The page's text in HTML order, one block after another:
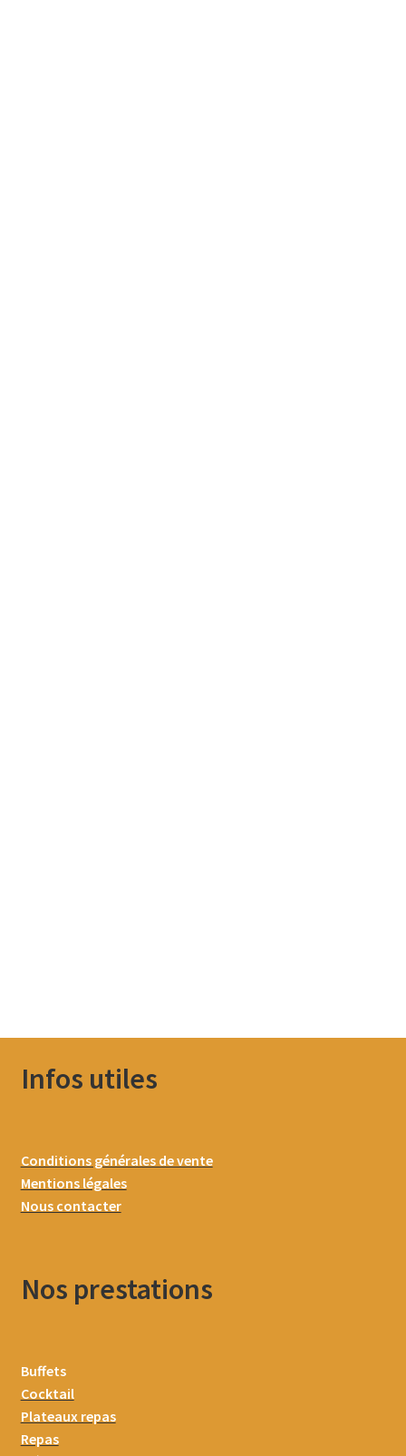
Infos utiles
Conditions générales de vente
Mentions légales
Nous contacter
Nos prestations
Buffets
Cocktail
Plateaux repas
Repas